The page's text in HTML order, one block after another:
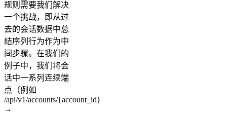
规则需要我们解决
一个挑战，即从过
去的会话数据中总
结序列行为作为中
间步骤。在我们的
例子中，我们将会
话中一系列连续端
点（例如
/api/v1/accounts/{account_id}
→